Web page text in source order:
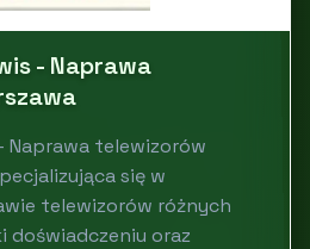
- Naprawa
Naprawa telewizorów
się w
telewizorów różnych
doświadczeniu oraz